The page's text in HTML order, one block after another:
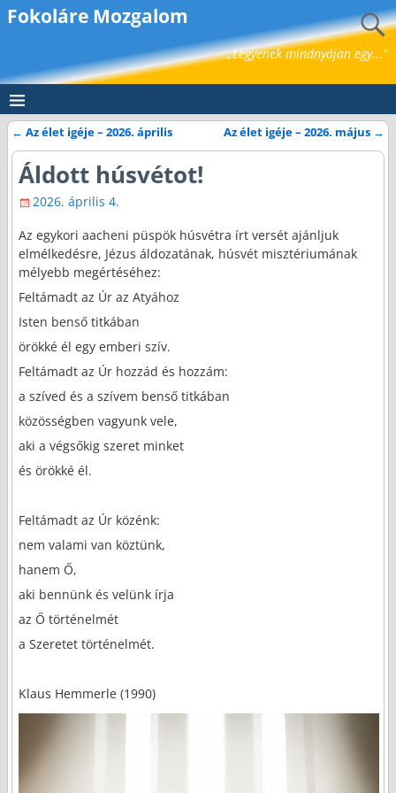
Fokoláre Mozgalom
„Legyenek mindnyájan egy..."
Bejegyzés navigáció
← Az élet igéje – 2026. április Az élet igéje – 2026. május →
Áldott húsvétot!
2026. április 4.
Az egykori aacheni püspök húsvétra írt versét ajánljuk
elmélkedésre, Jézus áldozatának, húsvét misztériumának
mélyebb megértéséhez:
Feltámadt az Úr az Atyához
Isten benső titkában
örökké él egy emberi szív.
Feltámadt az Úr hozzád és hozzám:
a szíved és a szívem benső titkában
közösségben vagyunk vele,
aki a végsőkig szeret minket
és örökké él.
Feltámadt az Úr közénk:
nem valami van köztünk,
hanem Ő,
aki bennünk és velünk írja
az Ő történelmét
a Szeretet történelmét.
Klaus Hemmerle (1990)